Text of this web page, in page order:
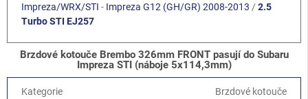
Impreza/WRX/STI - Impreza G12 (GH/GR) 2008-2013 /2.5
Turbo STI EJ257
Brzdové kotouče Brembo 326mm FRONT pasují do Subaru
Impreza STI (náboje 5x114,3mm)
Kategorie Brzdové kotouče